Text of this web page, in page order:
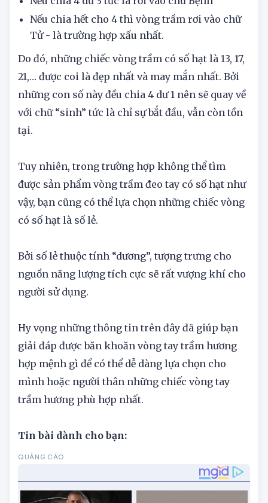
Nếu chia 4 dư 2 tức là rơi vào chữ Lão
Nếu chia 4 dư 3 tức là rơi vào chữ Bệnh
Nếu chia hết cho 4 thì vòng trầm rơi vào chữ
Tử - là trường hợp xấu nhất.
Do đó, những chiếc vòng trầm có số hạt là 13, 17,
21,… được coi là đẹp nhất và may mắn nhất. Bởi
những con số này đều chia 4 dư 1 nên sẽ quay về
với chữ “sinh” tức là chỉ sự bắt đầu, vẫn còn tồn
Tuy nhiên, trong trường hợp không thể tìm
được sản phẩm vòng trầm đeo tay có số hạt như
vậy, bạn cũng có thể lựa chọn những chiếc vòng
Bởi số lẻ thuộc tính “dương”, tượng trưng cho
nguồn năng lượng tích cực sẽ rất vượng khí cho
Hy vọng những thông tin trên đây đã giúp bạn
giải đáp được băn khoăn vòng tay trầm hương
hợp mệnh gì để có thể dễ dàng lựa chọn cho
mình hoặc người thân những chiếc vòng tay
Tin bài dành cho bạn: